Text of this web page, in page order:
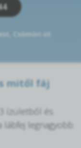
Csömöri út
mitől fáj
ízületből és
legnagyobb